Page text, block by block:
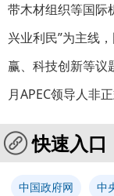
带木材组织等国际
兴业利民”为主线
赢、科技创新等议
月APEC领导人非
快速入口
中国政府网 中